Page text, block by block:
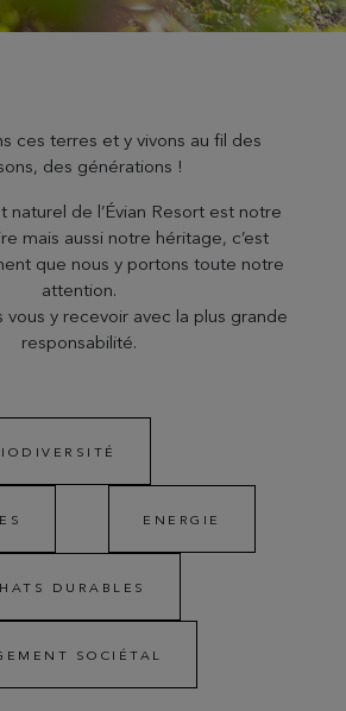
ces terres et y vivons au fil des
des générations !
naturel de l’Évian Resort est notre
mais aussi notre héritage, c’est
que nous y portons toute notre
attention.
vous y recevoir avec la plus grande
responsabilité.
ENERGIE
DURABLES
SOCIÉTAL